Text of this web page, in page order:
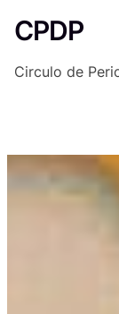
Saltar
al
contenido
CPDP
Circulo de